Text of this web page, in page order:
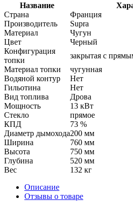
Название
Страна
Франция
Производитель
Supra
Материал
Чугун
Цвет
Черный
Конфигурация
топки
закрытая с
Материал топки
чугунная
Водяной контур
Нет
Гильотина
Нет
Вид топлива
Дрова
Мощность
13 кВт
Стекло
прямое
КПД
73 %
Диаметр дымохода200 мм
Ширина
760 мм
Высота
750 мм
Глубина
520 мм
Вес
132 кг
Описание
Отзывы о товаре